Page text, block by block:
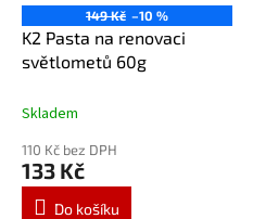
149 Kč –10 %
K2 Pasta na renovaci
světlometů 60g
Skladem
110 Kč bez DPH
133 Kč
Do košíku